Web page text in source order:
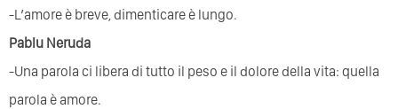
-L’amore è breve, dimenticare è lungo.
Pablu Neruda
-Una parola ci libera di tutto il peso e il dolore della vita: quella
parola è amore.